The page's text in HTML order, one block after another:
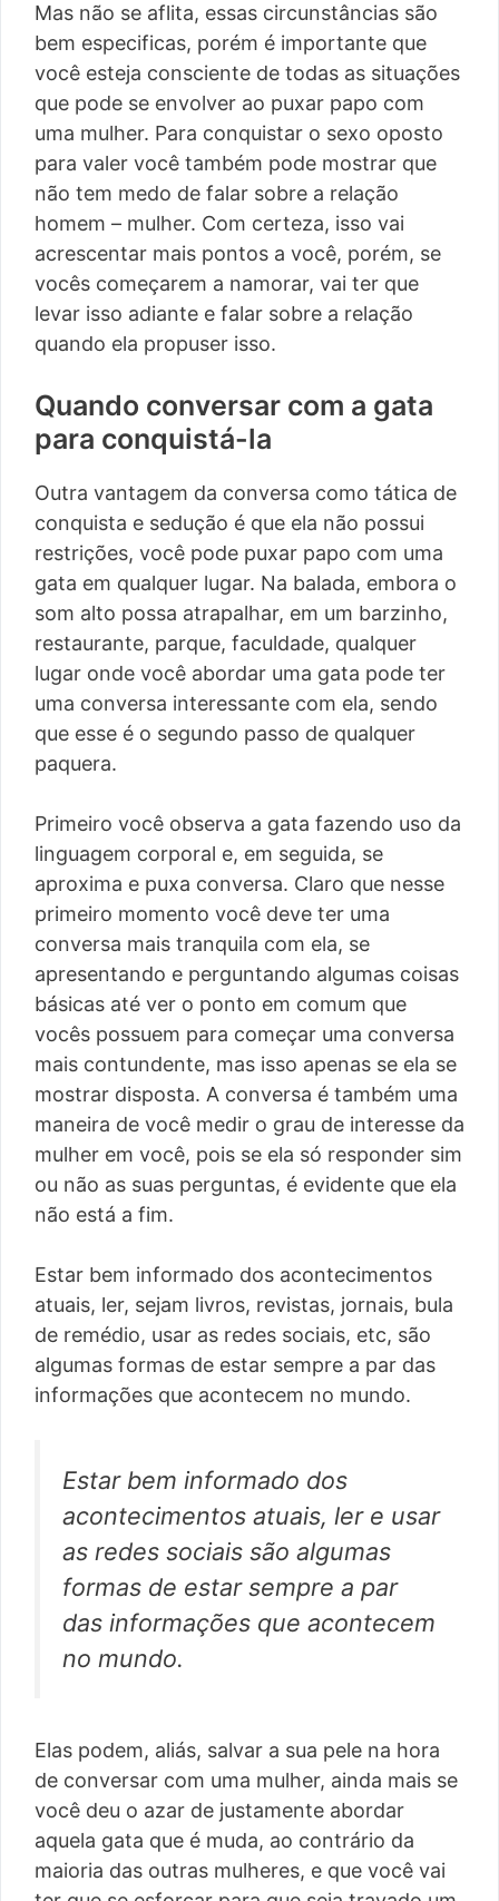
Mas não se aflita, essas circunstâncias são
bem especificas, porém é importante que
você esteja consciente de todas as situações
que pode se envolver ao puxar papo com
uma mulher. Para conquistar o sexo oposto
para valer você também pode mostrar que
não tem medo de falar sobre a relação
homem – mulher. Com certeza, isso vai
acrescentar mais pontos a você, porém, se
vocês começarem a namorar, vai ter que
levar isso adiante e falar sobre a relação
quando ela propuser isso.
Quando conversar com a gata
para conquistá-la
Outra vantagem da conversa como tática de
conquista e sedução é que ela não possui
restrições, você pode puxar papo com uma
gata em qualquer lugar. Na balada, embora o
som alto possa atrapalhar, em um barzinho,
restaurante, parque, faculdade, qualquer
lugar onde você abordar uma gata pode ter
uma conversa interessante com ela, sendo
que esse é o segundo passo de qualquer
paquera.
Primeiro você observa a gata fazendo uso da
linguagem corporal e, em seguida, se
aproxima e puxa conversa. Claro que nesse
primeiro momento você deve ter uma
conversa mais tranquila com ela, se
apresentando e perguntando algumas coisas
básicas até ver o ponto em comum que
vocês possuem para começar uma conversa
mais contundente, mas isso apenas se ela se
mostrar disposta. A conversa é também uma
maneira de você medir o grau de interesse da
mulher em você, pois se ela só responder sim
ou não as suas perguntas, é evidente que ela
não está a fim.
Estar bem informado dos acontecimentos
atuais, ler, sejam livros, revistas, jornais, bula
de remédio, usar as redes sociais, etc, são
algumas formas de estar sempre a par das
informações que acontecem no mundo.
Estar bem informado dos
acontecimentos atuais, ler e usar
as redes sociais são algumas
formas de estar sempre a par
das informações que acontecem
no mundo.
Elas podem, aliás, salvar a sua pele na hora
de conversar com uma mulher, ainda mais se
você deu o azar de justamente abordar
aquela gata que é muda, ao contrário da
maioria das outras mulheres, e que você vai